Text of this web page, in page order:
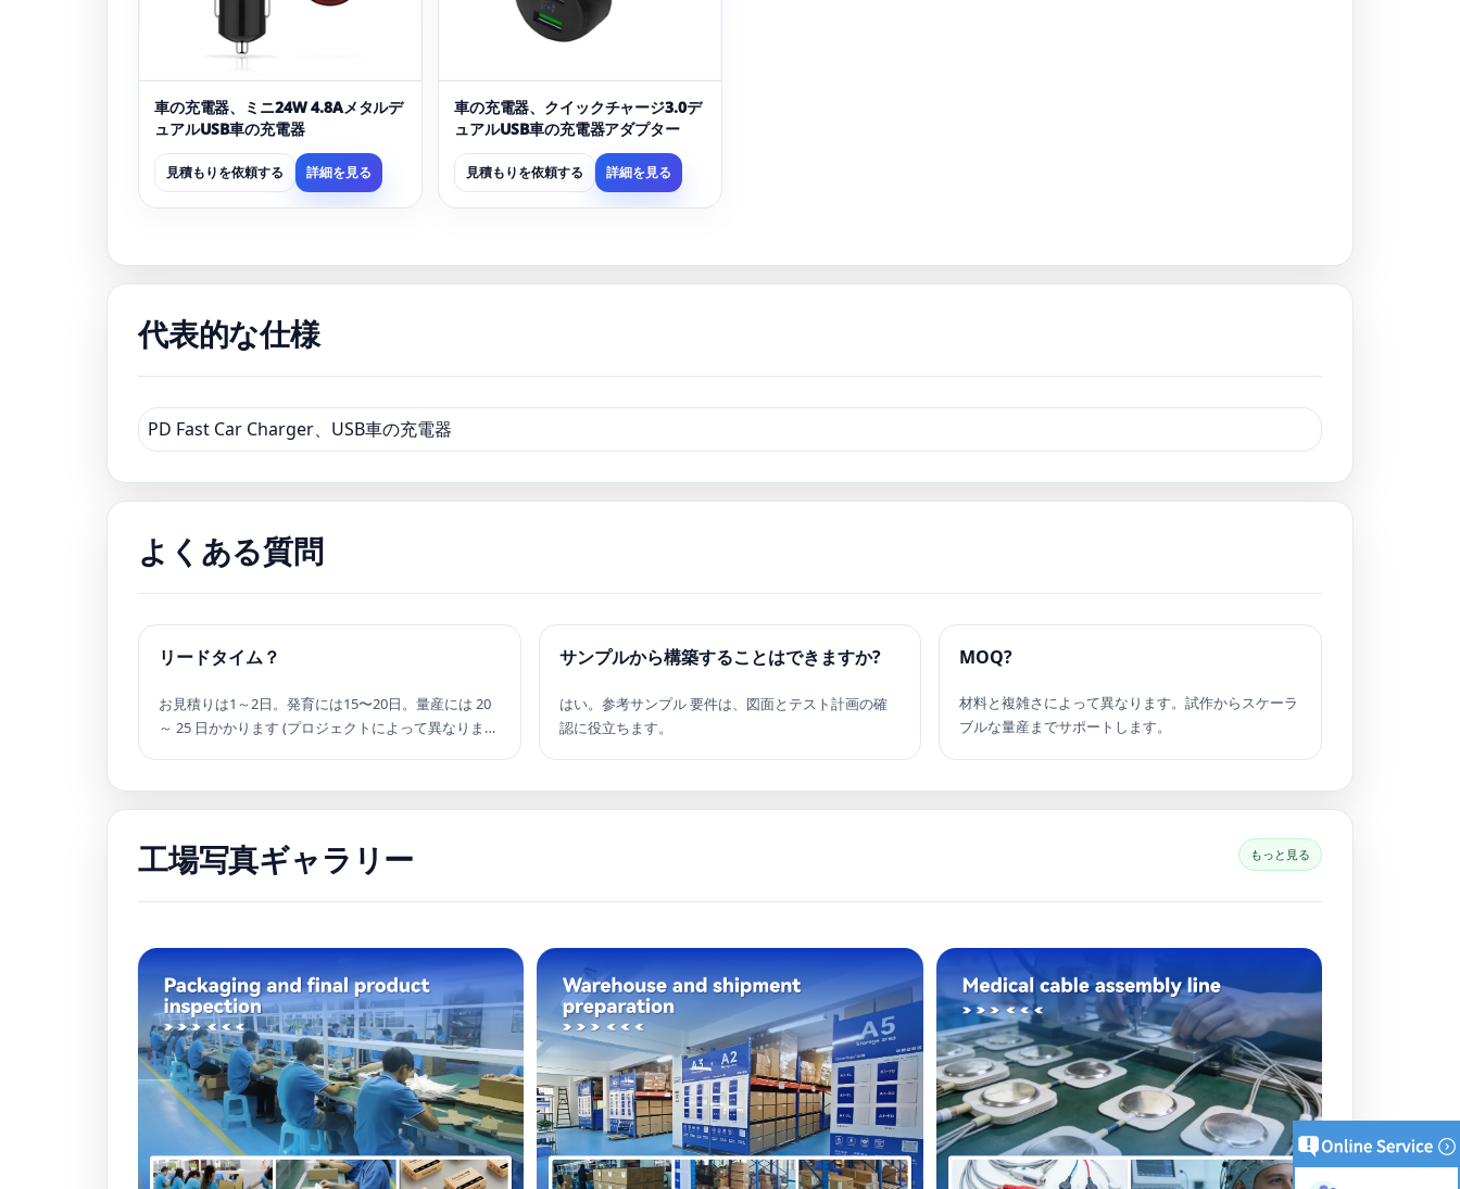
車の充電器、ミニ24W 4.8Aメタルデ
ュアルUSB車の充電器
見積もりを依頼する 詳細を見る
車の充電器、クイックチャージ3.0デ
ュアルUSB車の充電器アダプター
見積もりを依頼する 詳細を見る
代表的な仕様
PD Fast Car Charger、USB車の充電器
よくある質問
リードタイム？
お見積りは1～2日。発育には15〜20日。量産には 20
～ 25 日かかります (プロジェクトによって異なりま
サンプルから構築することはできますか?
はい。参考サンプル 要件は、図面とテスト計画の確
認に役立ちます。
MOQ?
材料と複雑さによって異なります。試作からスケーラ
ブルな量産までサポートします。
工場写真ギャラリー もっと見る